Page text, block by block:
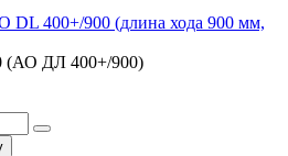
DL 400+/900 (длина хода 900 мм,
(АО ДЛ 400+/900)